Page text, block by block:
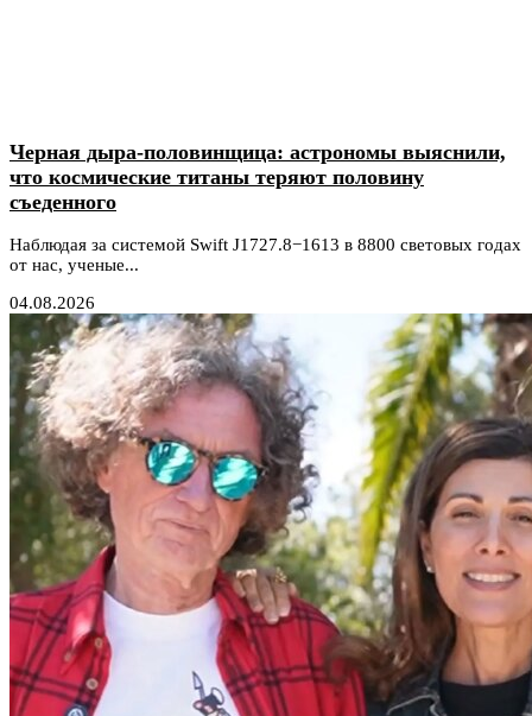
Черная дыра-половинщица: астрономы выяснили,
что космические титаны теряют половину
съеденного
Наблюдая за системой Swift J1727.8−1613 в 8800 световых годах
от нас, ученые...
04.08.2026